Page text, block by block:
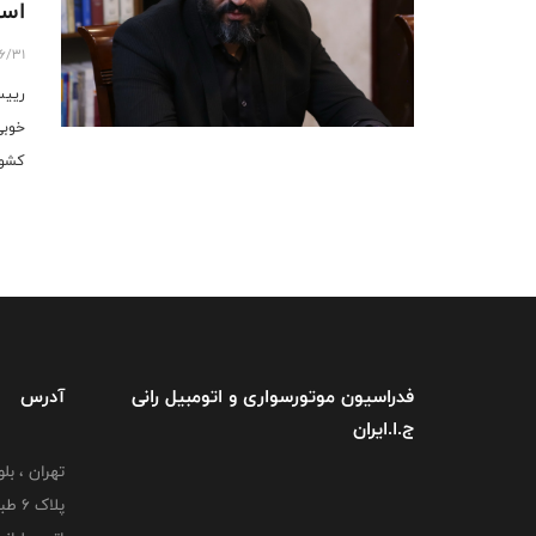
31
فدراسیون موتورسواری و اتومبیل رانی
ج.ا.ایران
آدرس
تهران ،